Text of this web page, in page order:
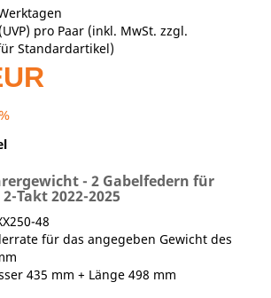
(UVP) pro Paar (inkl. MwSt. zzgl.
Standardartikel)
- 2 Gabelfedern für
Takt 2022-2025
48
für das angegeben Gewicht des
435 mm + Länge 498 mm